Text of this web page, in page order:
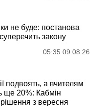
не буде: постанова
закону
05:35 09.08.26
подвоять, а вчителям
ще 20%: Кабмін
з вересня